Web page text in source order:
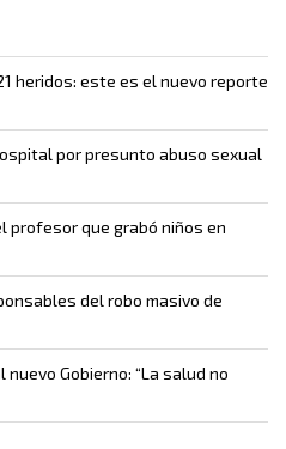
heridos: este es el nuevo reporte
por presunto abuso sexual
profesor que grabó niños en
del robo masivo de
Gobierno: “La salud no